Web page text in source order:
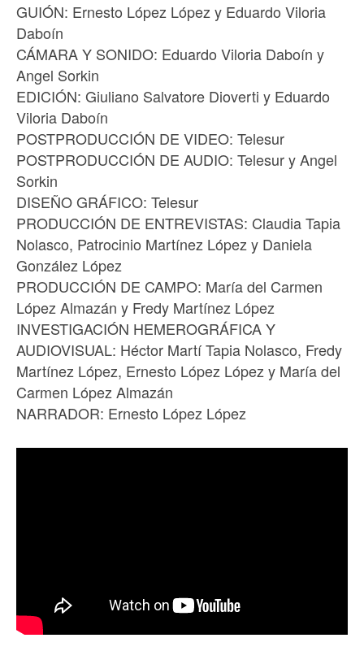
GUIÓN: Ernesto López López y Eduardo Viloria
Daboín
CÁMARA Y SONIDO: Eduardo Viloria Daboín y
Angel Sorkin
EDICIÓN: Giuliano Salvatore Dioverti y Eduardo
Viloria Daboín
POSTPRODUCCIÓN DE VIDEO: Telesur
POSTPRODUCCIÓN DE AUDIO: Telesur y Angel
Sorkin
DISEÑO GRÁFICO: Telesur
PRODUCCIÓN DE ENTREVISTAS: Claudia Tapia
Nolasco, Patrocinio Martínez López y Daniela
González López
PRODUCCIÓN DE CAMPO: María del Carmen
López Almazán y Fredy Martínez López
INVESTIGACIÓN HEMEROGRÁFICA Y
AUDIOVISUAL: Héctor Martí Tapia Nolasco, Fredy
Martínez López, Ernesto López López y María del
Carmen López Almazán
NARRADOR: Ernesto López López